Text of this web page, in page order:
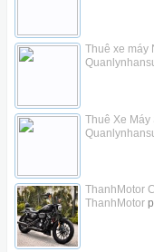
Thuê xe máy
Thuê Xe Máy
ThanhMotor
ThanhMotor